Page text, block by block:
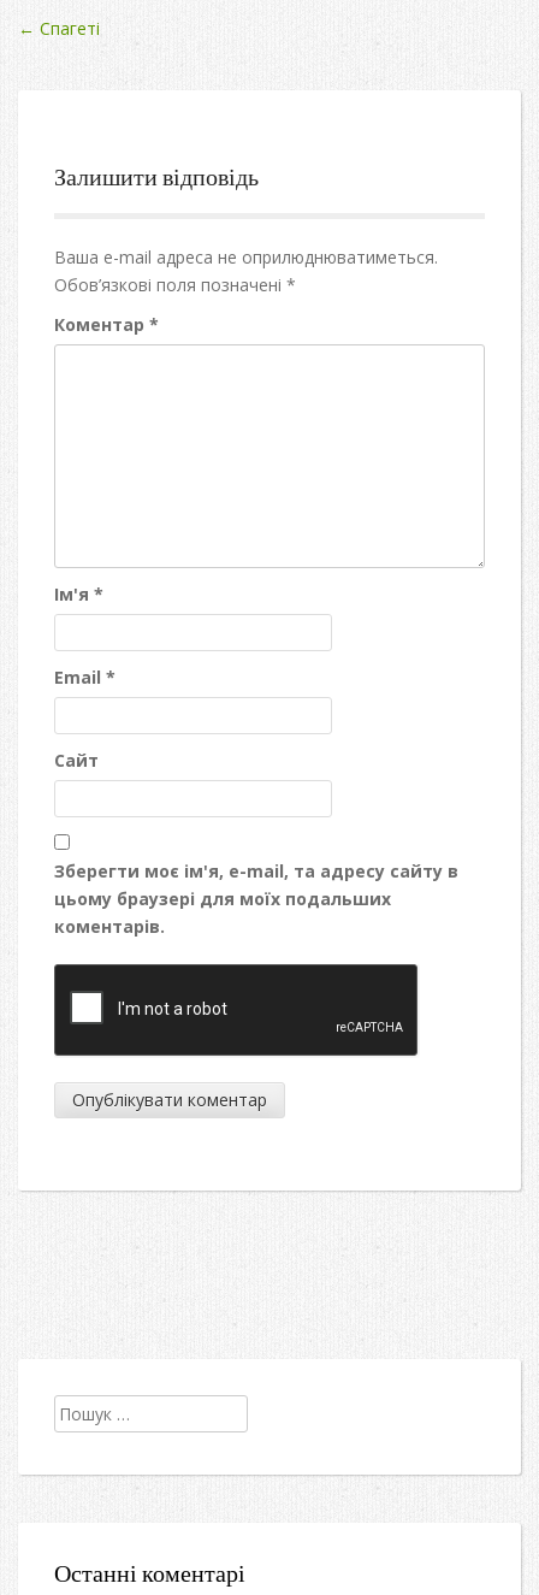
Post
navigation
← Спагеті
Залишити відповідь
Ваша e-mail адреса не оприлюднюватиметься.
Обов’язкові поля позначені *
Коментар *
Ім'я *
Email *
Сайт
Зберегти моє ім'я, e-mail, та адресу сайту в
цьому браузері для моїх подальших
коментарів.
Пошук:
Останні коментарі